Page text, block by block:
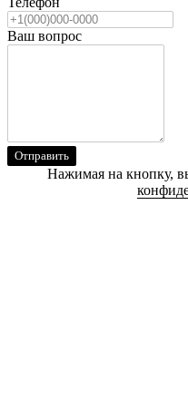
Ваш вопрос
Отправить
Нажимая на кнопку,